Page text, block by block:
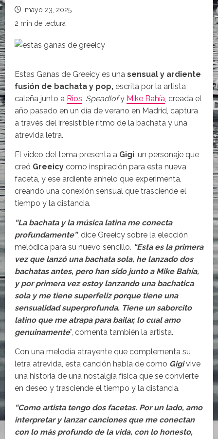
mayo 23, 2025
2 min de lectura
Estas Ganas de Greeicy es una sensual y ardiente
fusión de bachata y pop, escrita por la artista
caleña junto a Rios, Speadlofy Mike Bahía, creada el
año pasado en un día de verano en Madrid, captura
a través del irresistible ritmo de la bachata y una
atrevida letra.
El video del tema presenta a Gigi, un personaje que
creó Greeicy como inspiración para esta nueva
faceta, y ese ardiente anhelo que experimenta,
creando una conexión sensual que trasciende el
tiempo y la distancia.
“La bachata y la música latina me conecta
profundamente”, dice Greeicy sobre la elección
melódica para su nuevo sencillo. “Esta es la primera
vez que lanzó una bachata sola, he lanzado dos
bachatas antes, pero han sido junto a Mike Bahía,
y por primera vez estoy lanzando una bachatica
sola y me tiene superfeliz porque tiene una
sensualidad superprofunda. Tiene un saborcito
latino que me atrapa para bailar, lo cual amo
genuinamente”, comenta también la artista.
Con una melodía atrayente que complementa su
letra atrevida, esta canción habla de cómo Gigivive
una historia de una nostalgia física que se convierte
en deseo y trasciende el tiempo y la distancia.
“Como artista tengo dos facetas. Por un lado, amo
interpretar y lanzar canciones que me conectan
con lo más profundo de la vida, con lo honesto,